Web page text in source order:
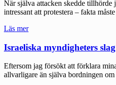
När själva attacken skedde
intressant att protestera – fakta
Läs mer"Nu
vi
se
vad
som
hänt"
Israeliska myndigheters
Eftersom jag försökt att förklara
allvarligare än själva bordningen